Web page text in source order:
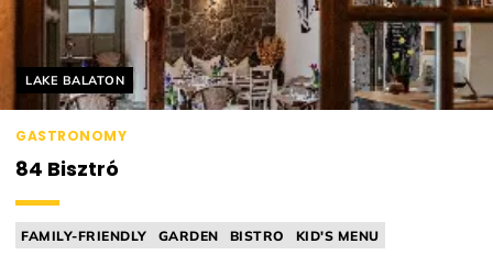
Helyszín címkék:
LAKE BALATON
GASTRONOMY
84 Bisztró
FAMILY-FRIENDLY GARDEN BISTRO
KID'S MENU